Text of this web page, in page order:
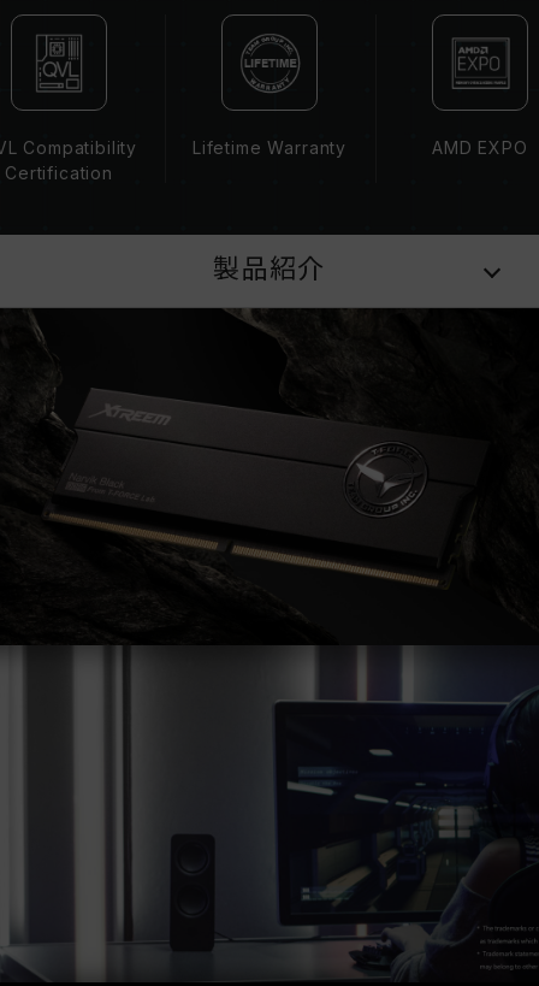
のメモリーを混在させると、システムが不安定に
なったり、起動に失敗したりする可能性がありま
す。
CPUのメモリコントローラー（IMC）の性能
ードのBIOSバージョンは、メモリの動作周波数
にしない場合、メモリはSPDのデフォルト周波数
（JEDEC標準）で動作し、例えばDDR5-
4800（またはそれ以下）となります。これは正
常な動作であり、製品の欠陥ではありません。
り、一部のマザーボードでは、指定された周波数
に達しない可能性があります。最大動作周波数
は、システム設定性によって決まります。
オーバークロック（XMP 3.0 / EXPOを有効化）
はJEDEC標準に準拠しておらず、システムの安
定性に影響を及ぼす可能性があります。オーバー
クロックによる不安定性が発生した場合は、
BIOSの設定をデフォルトに戻してください。
ご使用のマザーボードおよびプロセッサが、対応
するオーバークロック技術（XMP 3.0 / EXPO）
をサポートしているかをご確認ください。対応し
ていない場合、メモリは指定のオーバークロック
周波数に達しない可能性があります。
TEAMGROUPのメモリモジュールは標準電圧範
囲内でテストされています。マザーボードやプロ
セッサの故障が発生した場合は、それぞれの製造
元のアフターサービスにお問い合わせください。
Compatibility
Certification
Lifetime Warranty AMD EXPO
製品紹介